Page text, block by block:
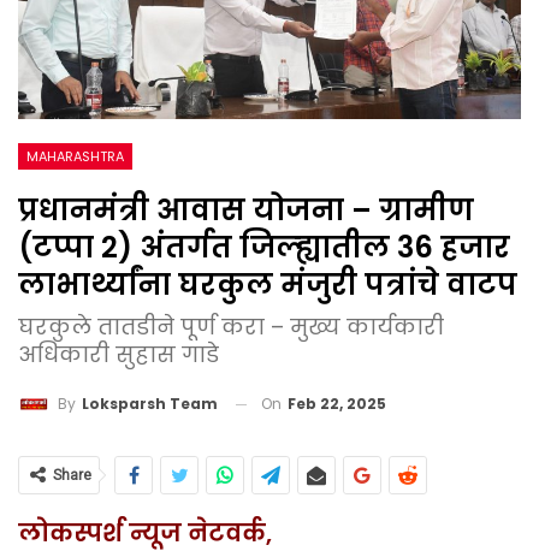
MAHARASHTRA
प्रधानमंत्री आवास योजना – ग्रामीण
(टप्पा 2) अंतर्गत जिल्ह्यातील 36 हजार
लाभार्थ्यांना घरकुल मंजुरी पत्रांचे वाटप
घरकुले तातडीने पूर्ण करा – मुख्य कार्यकारी
अधिकारी सुहास गाडे
By Loksparsh Team On Feb 22, 2025
Share
लोकस्पर्श न्यूज नेटवर्क,